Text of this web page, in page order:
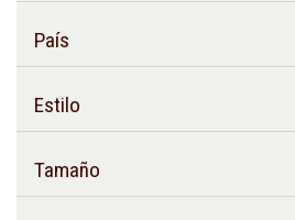
País
Estilo
Tamaño